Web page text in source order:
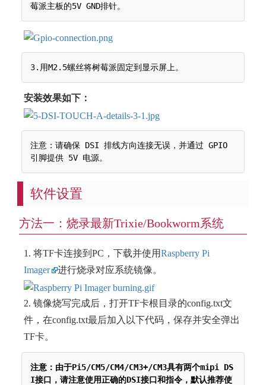
安装效果如下：
注意：请确保 DSI 排线方向连接无误，并通过 GPIO
软件设置
方法一：烧录最新Trixie/Bookworm系统
1. 将TF卡连接到PC，下载并使用Raspberry Pi
Imager
进行烧录对应系统镜像。
2. 镜像烧写完成后，打开TF卡根目录的config.txt文
件，在config.txt最后加入以下代码，保存并安全弹出
TF卡。
注意：由于Pi5/CM5/CM4/CM3+/CM3具有两个mipi DS
I接口，请注意使用正确的DSI接口和指令，默认推荐使